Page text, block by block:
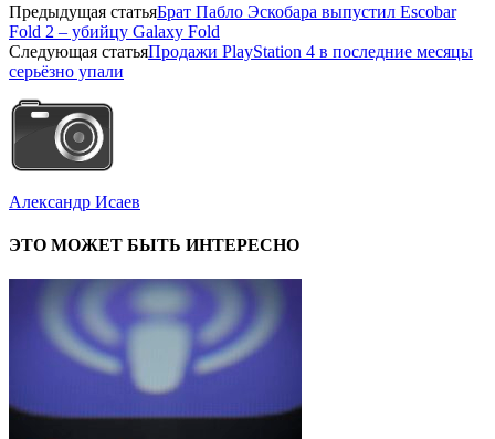
Предыдущая статьяБрат Пабло Эскобара выпустил Escobar
Fold 2 – убийцу Galaxy Fold
Следующая статьяПродажи PlayStation 4 в последние месяцы
серьёзно упали
Александр Исаев
ЭТО МОЖЕТ БЫТЬ ИНТЕРЕСНО